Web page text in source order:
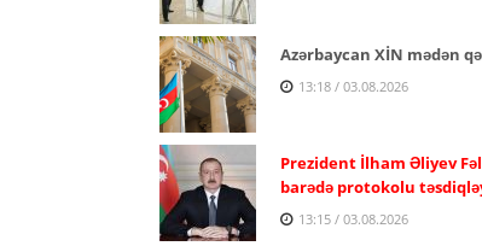
Azərbaycan XİN mədən
13:18 / 03.08.2026
Prezident İlham Əliyev
barədə protokolu
13:15 / 03.08.2026